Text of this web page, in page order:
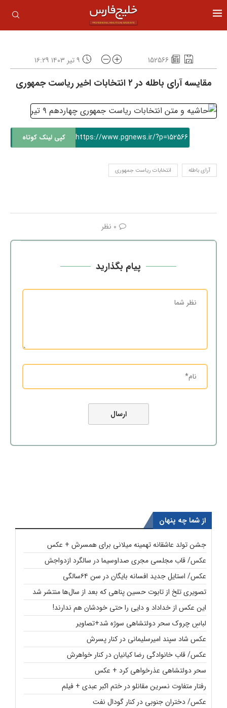
152566 ۹ تیر ۱۴۰۳ ۱۶:۲۹
مقایسه آرای باطله در ۲ انتخابات اخیر ریاست جمهوری
https://www.pgnews.ir/?p=152566 کپی لینک کوتاه
آرای باطله انتخابات ریاست جمهوری
0 نظر
پیام بگذارید
از شما چه پنهان
جشن تولد عاشقانه تهمینه میلانی برای همسرش + عکس
عکس/ قاب مجلسی مجری صداوسیما در سالگرد ازدواجش
عکس/ استایل جدید افسانه بایگان در سن ۶۴سالگی
تصویری تلخ از تابوت حسین پناهی که بعد از سال‌ها منتشر شد
این عکس از خداداد و دایی را حتی خودشان هم ندارند!
لباسِ چروک سحر دولتشاهی سوژه شد+تصاویر
عکس شاد سپند امیرسلیمانی در کنار پسرش
عکس/ قاب خانوادگی رضا کیانیان در کنار خواهرش
سحر دولتشاهی عذرخواهی کرد + عکس
رفتار متفاوت نسرین مقانلو در ختم اکبر عبدی + فیلم
عکس/ دختران جنوبی در کنار گودال نفت